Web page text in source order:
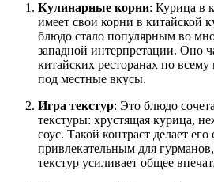
Кулинарные корни: Курица в
имеет свои корни в китайской
блюдо стало популярным во
западной интерпретации. Оно
китайских ресторанах по
под местные вкусы.
Игра текстур: Это блюдо
текстуры: хрустящая курица,
соус. Такой контраст делает его
привлекательным для
текстур усиливает общее